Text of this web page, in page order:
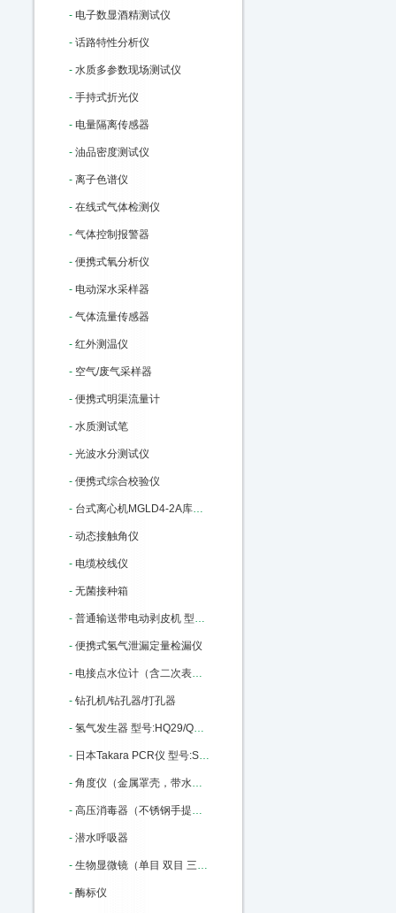
- 电子数显酒精测试仪
- 话路特性分析仪
- 水质多参数现场测试仪
- 手持式折光仪
- 电量隔离传感器
- 油品密度测试仪
- 离子色谱仪
- 在线式气体检测仪
- 气体控制报警器
- 便携式氧分析仪
- 电动深水采样器
- 气体流量传感器
- 红外测温仪
- 空气/废气采样器
- 便携式明渠流量计
- 水质测试笔
- 光波水分测试仪
- 便携式综合校验仪
- 台式离心机MGLD4-2A库号：M387807
- 动态接触角仪
- 电缆校线仪
- 无菌接种箱
- 普通输送带电动剥皮机 型号:TJ38-PBJ3库号：M112607
- 便携式氢气泄漏定量检漏仪
- 电接点水位计（含二次表和测量筒） 型号:WH23-SXY2S-440mm库号：M170723
- 钻孔机/钻孔器/打孔器
- 氢气发生器 型号:HQ29/QPH-300C库号：M211536
- 日本Takara PCR仪 型号:SC46-TP600库号：M219878
- 角度仪（金属罩壳，带水泡） 型号:M85924库号：M85924
- 高压消毒器（不锈钢手提式消毒器）18L 型号:ZX75-YX-280B库号：M160359
- 潜水呼吸器
- 生物显微镜（单目 双目 三目） 型号:L1100B库号：M405295
- 酶标仪